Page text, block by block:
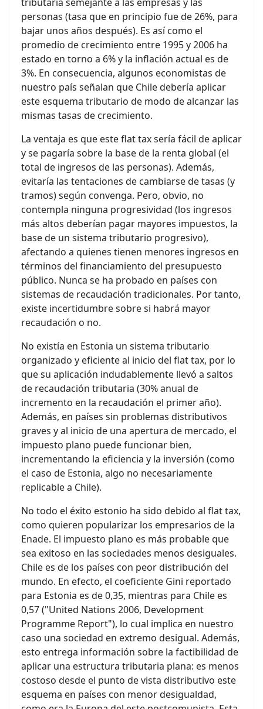
personas (tasa que en principio fue de 26%, para
bajar unos años después). Es así como el
promedio de crecimiento entre 1995 y 2006 ha
estado en torno a 6% y la inflación actual es de
3%. En consecuencia, algunos economistas de
nuestro país señalan que Chile debería aplicar
este esquema tributario de modo de alcanzar las
mismas tasas de crecimiento.
La ventaja es que este flat tax sería fácil de aplicar
y se pagaría sobre la base de la renta global (el
total de ingresos de las personas). Además,
evitaría las tentaciones de cambiarse de tasas (y
tramos) según convenga. Pero, obvio, no
contempla ninguna progresividad (los ingresos
más altos deberían pagar mayores impuestos, la
base de un sistema tributario progresivo),
afectando a quienes tienen menores ingresos en
términos del financiamiento del presupuesto
público. Nunca se ha probado en países con
sistemas de recaudación tradicionales. Por tanto,
existe incertidumbre sobre si habrá mayor
recaudación o no.
No existía en Estonia un sistema tributario
organizado y eficiente al inicio del flat tax, por lo
que su aplicación indudablemente llevó a saltos
de recaudación tributaria (30% anual de
incremento en la recaudación el primer año).
Además, en países sin problemas distributivos
graves y al inicio de una apertura de mercado, el
impuesto plano puede funcionar bien,
incrementando la eficiencia y la inversión (como
el caso de Estonia, algo no necesariamente
replicable a Chile).
No todo el éxito estonio ha sido debido al flat tax,
como quieren popularizar los empresarios de la
Enade. El impuesto plano es más probable que
sea exitoso en las sociedades menos desiguales.
Chile es de los países con peor distribución del
mundo. En efecto, el coeficiente Gini reportado
para Estonia es de 0,35, mientras para Chile es
0,57 ("United Nations 2006, Development
Programme Report"), lo cual implica en nuestro
caso una sociedad en extremo desigual. Además,
esto entrega información sobre la factibilidad de
aplicar una estructura tributaria plana: es menos
costoso desde el punto de vista distributivo este
esquema en países con menor desigualdad,